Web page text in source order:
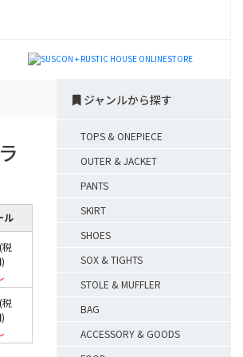
ル
ジャンルから探す
TOPS & ONEPIECE
OUTER & JACKET
PANTS
SKIRT
SHOES
SOX & TIGHTS
STOLE & MUFFLER
BAG
ACCESSORY & GOODS